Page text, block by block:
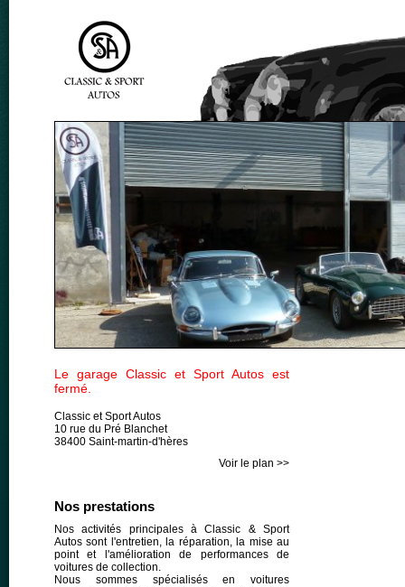
Le garage Classic et Sport Autos est
fermé.
Classic et Sport Autos
10 rue du Pré Blanchet
38400 Saint-martin-d'hères
Voir le plan >>
Nos prestations
Nos activités principales à Classic & Sport
Autos sont l'entretien, la réparation, la mise au
point et l'amélioration de performances de
voitures de collection.
Nous sommes spécialisés en voitures